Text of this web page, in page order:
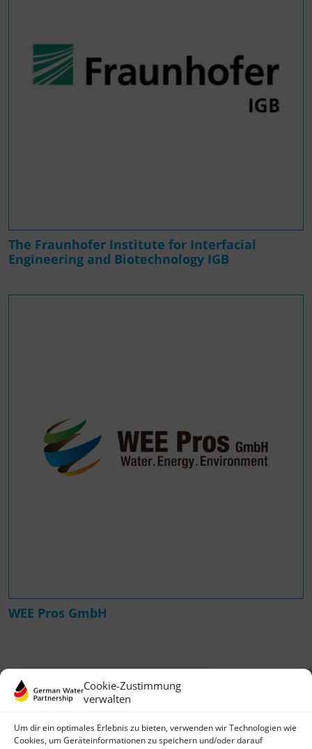
Cookie-Zustimmung
verwalten
Um dir ein optimales Erlebnis zu bieten, verwenden wir Technologien wie
Cookies, um Geräteinformationen zu speichern und/oder darauf
The Fraunhofer Institute for Interfacial
Engineering and Biotechnology IGB
WEE Pros GmbH